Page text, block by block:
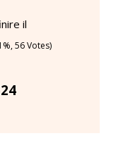
il
56 Votes)